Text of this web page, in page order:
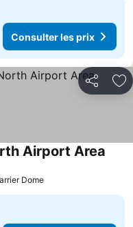
Consulter les prix
Partager
les prix
Airport Area
Dome